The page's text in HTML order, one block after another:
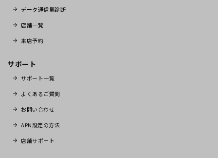
データ通信量診断
店舗一覧
来店予約
サポート
サポート一覧
よくあるご質問
お問い合わせ
APN設定の方法
店舗サポート